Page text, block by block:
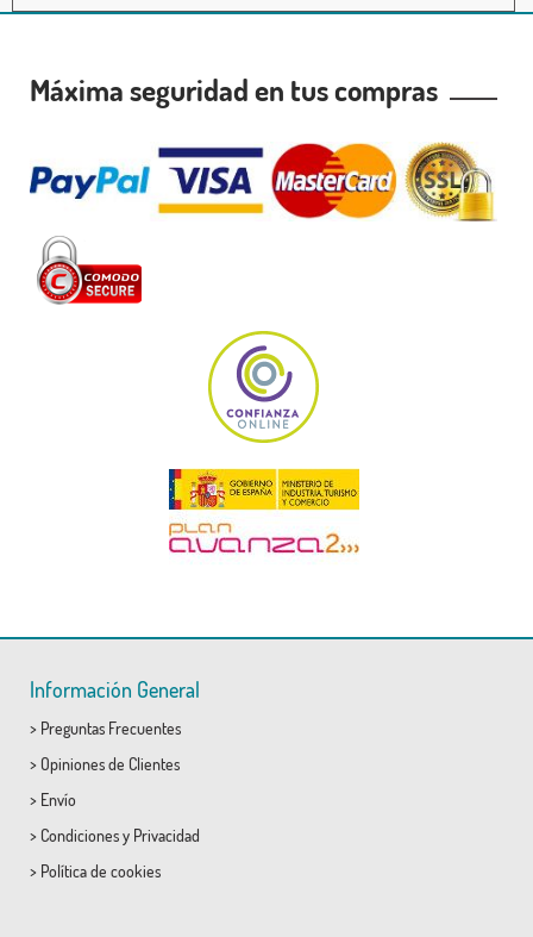
Máxima seguridad en tus compras
Información General
> Preguntas Frecuentes
> Opiniones de Clientes
> Envío
> Condicionesy Privacidad
> Política de cookies